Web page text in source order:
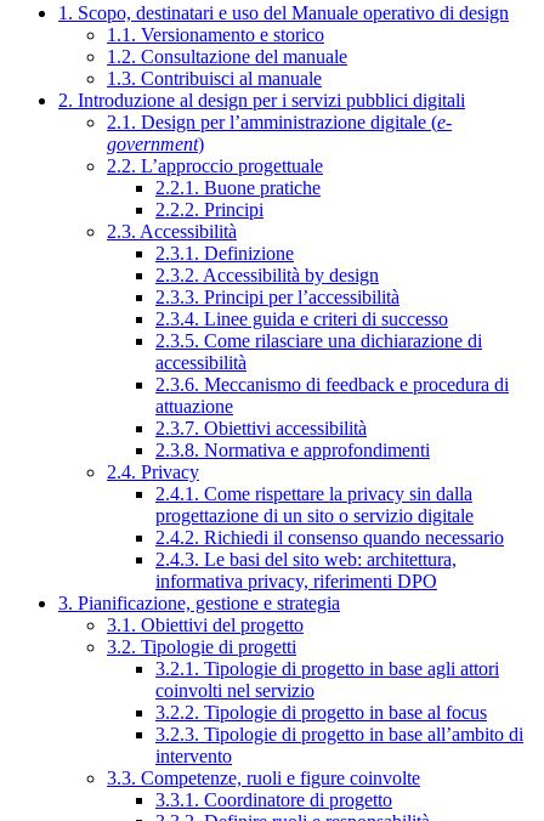
1. Scopo, destinatari e uso del Manuale operativo di design
1.1. Versionamento e storico
1.2. Consultazione del manuale
1.3. Contribuisci al manuale
2. Introduzione al design per i servizi pubblici digitali
2.1. Design per l’amministrazione digitale (e-
government)
2.2. L’approccio progettuale
2.2.1. Buone pratiche
2.2.2. Principi
2.3. Accessibilità
2.3.1. Definizione
2.3.2. Accessibilità by design
2.3.3. Principi per l’accessibilità
2.3.4. Linee guida e criteri di successo
2.3.5. Come rilasciare una dichiarazione di
accessibilità
2.3.6. Meccanismo di feedback e procedura di
attuazione
2.3.7. Obiettivi accessibilità
2.3.8. Normativa e approfondimenti
2.4. Privacy
2.4.1. Come rispettare la privacy sin dalla
progettazione di un sito o servizio digitale
2.4.2. Richiedi il consenso quando necessario
2.4.3. Le basi del sito web: architettura,
informativa privacy, riferimenti DPO
3. Pianificazione, gestione e strategia
3.1. Obiettivi del progetto
3.2. Tipologie di progetti
3.2.1. Tipologie di progetto in base agli attori
coinvolti nel servizio
3.2.2. Tipologie di progetto in base al focus
3.2.3. Tipologie di progetto in base all’ambito di
intervento
3.3. Competenze, ruoli e figure coinvolte
3.3.1. Coordinatore di progetto